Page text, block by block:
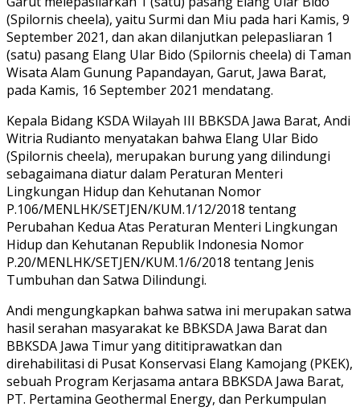
(Spilornis cheela), yaitu Surmi dan Miu pada hari Kamis, 9
September 2021, dan akan dilanjutkan pelepasliaran 1
(satu) pasang Elang Ular Bido (Spilornis cheela) di Taman
Wisata Alam Gunung Papandayan, Garut, Jawa Barat,
pada Kamis, 16 September 2021 mendatang.
Kepala Bidang KSDA Wilayah III BBKSDA Jawa Barat, Andi
Witria Rudianto menyatakan bahwa Elang Ular Bido
(Spilornis cheela), merupakan burung yang dilindungi
sebagaimana diatur dalam Peraturan Menteri
Lingkungan Hidup dan Kehutanan Nomor
P.106/MENLHK/SETJEN/KUM.1/12/2018 tentang
Perubahan Kedua Atas Peraturan Menteri Lingkungan
Hidup dan Kehutanan Republik Indonesia Nomor
P.20/MENLHK/SETJEN/KUM.1/6/2018 tentang Jenis
Tumbuhan dan Satwa Dilindungi.
Andi mengungkapkan bahwa satwa ini merupakan satwa
hasil serahan masyarakat ke BBKSDA Jawa Barat dan
BBKSDA Jawa Timur yang dititiprawatkan dan
direhabilitasi di Pusat Konservasi Elang Kamojang (PKEK),
sebuah Program Kerjasama antara BBKSDA Jawa Barat,
PT. Pertamina Geothermal Energy, dan Perkumpulan